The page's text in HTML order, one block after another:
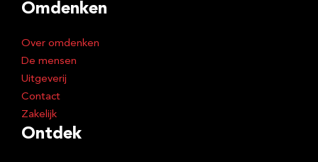
r
s
Omdenken
Over omdenken
De mensen
Uitgeverij
Contact
Zakelijk
Ontdek